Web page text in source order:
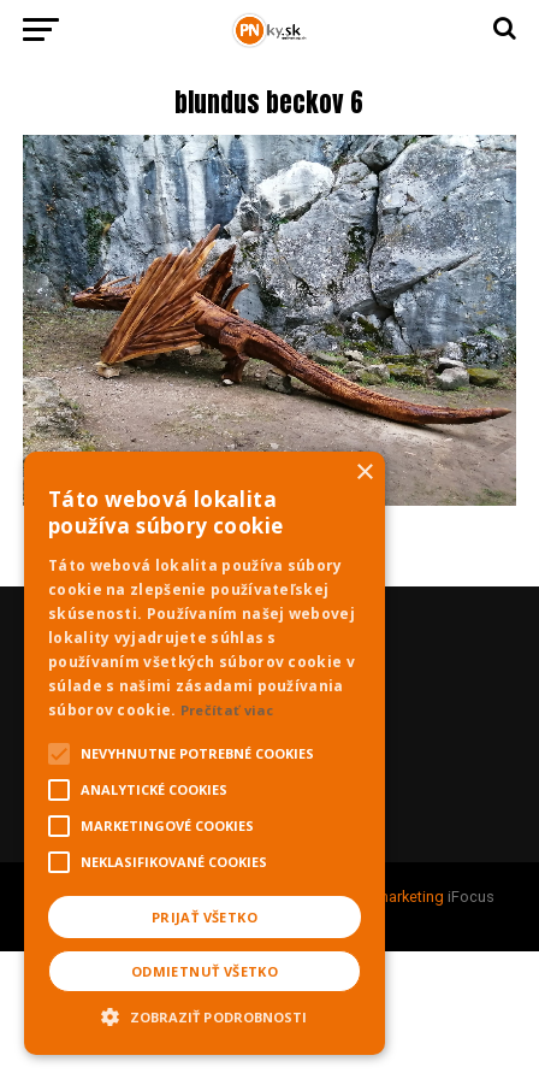
blundus beckov 6
Copyright © 2021 PNky.sk |Webdesign&Online marketing iFocus
digitálna reklamná agentúra.
×
Táto webová lokalita
používa súbory cookie
Táto webová lokalita používa súbory
cookie na zlepšenie používateľskej
skúsenosti. Používaním našej webovej
lokality vyjadrujete súhlas s
používaním všetkých súborov cookie v
súlade s našimi zásadami používania
súborov cookie. Prečítať viac
NEVYHNUTNE POTREBNÉ COOKIES
ANALYTICKÉ COOKIES
MARKETINGOVÉ COOKIES
NEKLASIFIKOVANÉ COOKIES
PRIJAŤ VŠETKO
ODMIETNUŤ VŠETKO
ZOBRAZIŤ PODROBNOSTI